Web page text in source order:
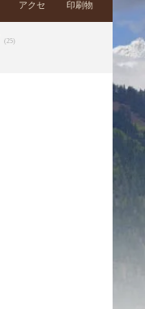
アクセ 印刷物
(25)